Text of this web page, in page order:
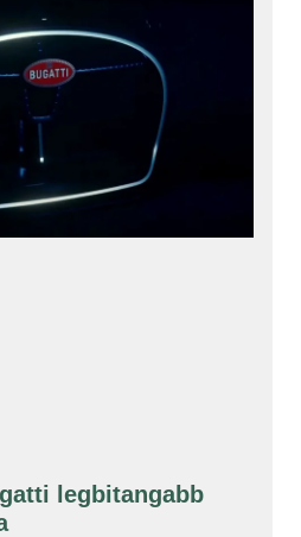
legbitangabb